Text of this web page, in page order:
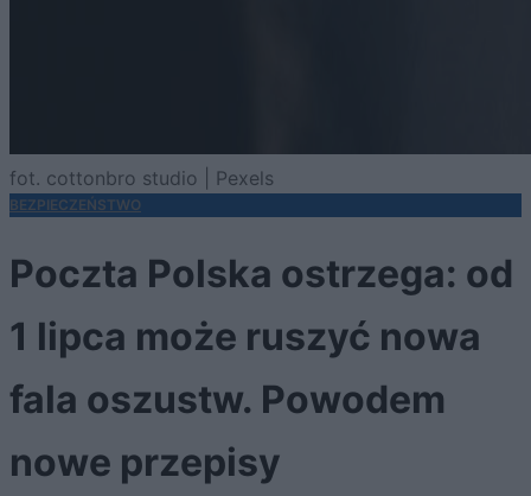
fot. cottonbro studio | Pexels
BEZPIECZEŃSTWO
Poczta Polska ostrzega: od
1 lipca może ruszyć nowa
fala oszustw. Powodem
nowe przepisy